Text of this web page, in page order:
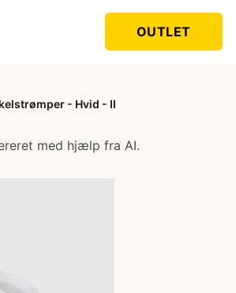
OUTLET
- Hvid - II
med hjælp fra AI.